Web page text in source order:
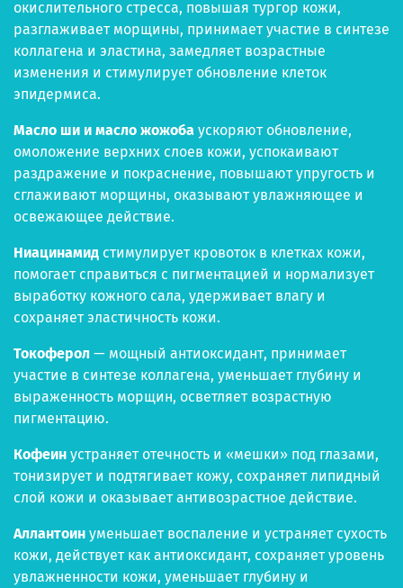
окислительного стресса, повышая тургор кожи,
разглаживает морщины, принимает участие в синтезе
коллагена и эластина, замедляет возрастные
изменения и стимулирует обновление клеток
эпидермиса.
Масло ши и масло жожоба ускоряют обновление,
омоложение верхних слоев кожи, успокаивают
раздражение и покраснение, повышают упругость и
сглаживают морщины, оказывают увлажняющее и
освежающее действие.
Ниацинамид стимулирует кровоток в клетках кожи,
помогает справиться с пигментацией и нормализует
выработку кожного сала, удерживает влагу и
сохраняет эластичность кожи.
Токоферол — мощный антиоксидант, принимает
участие в синтезе коллагена, уменьшает глубину и
выраженность морщин, осветляет возрастную
пигментацию.
Кофеин устраняет отечность и «мешки» под глазами,
тонизирует и подтягивает кожу, сохраняет липидный
слой кожи и оказывает антивозрастное действие.
Аллантоин уменьшает воспаление и устраняет сухость
кожи, действует как антиоксидант, сохраняет уровень
увлажненности кожи, уменьшает глубину и